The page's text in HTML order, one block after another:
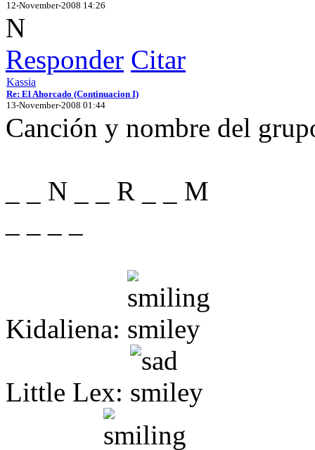
12-November-2008 14:26
N
Responder Citar
Kassia
Re: El Ahorcado (Continuacion I)
13-November-2008 01:44
Canción y nombre del
_ _ N _ _ R _ _ M
Kidaliena:
Little Lex: